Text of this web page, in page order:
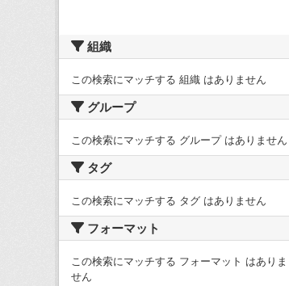
組織
この検索にマッチする 組織 はありません
グループ
この検索にマッチする グループ はありません
タグ
この検索にマッチする タグ はありません
フォーマット
この検索にマッチする フォーマット はありま
せん